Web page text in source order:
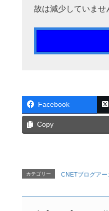
故は減少していませ
Facebook
Copy
カテゴリー CNETブログアー